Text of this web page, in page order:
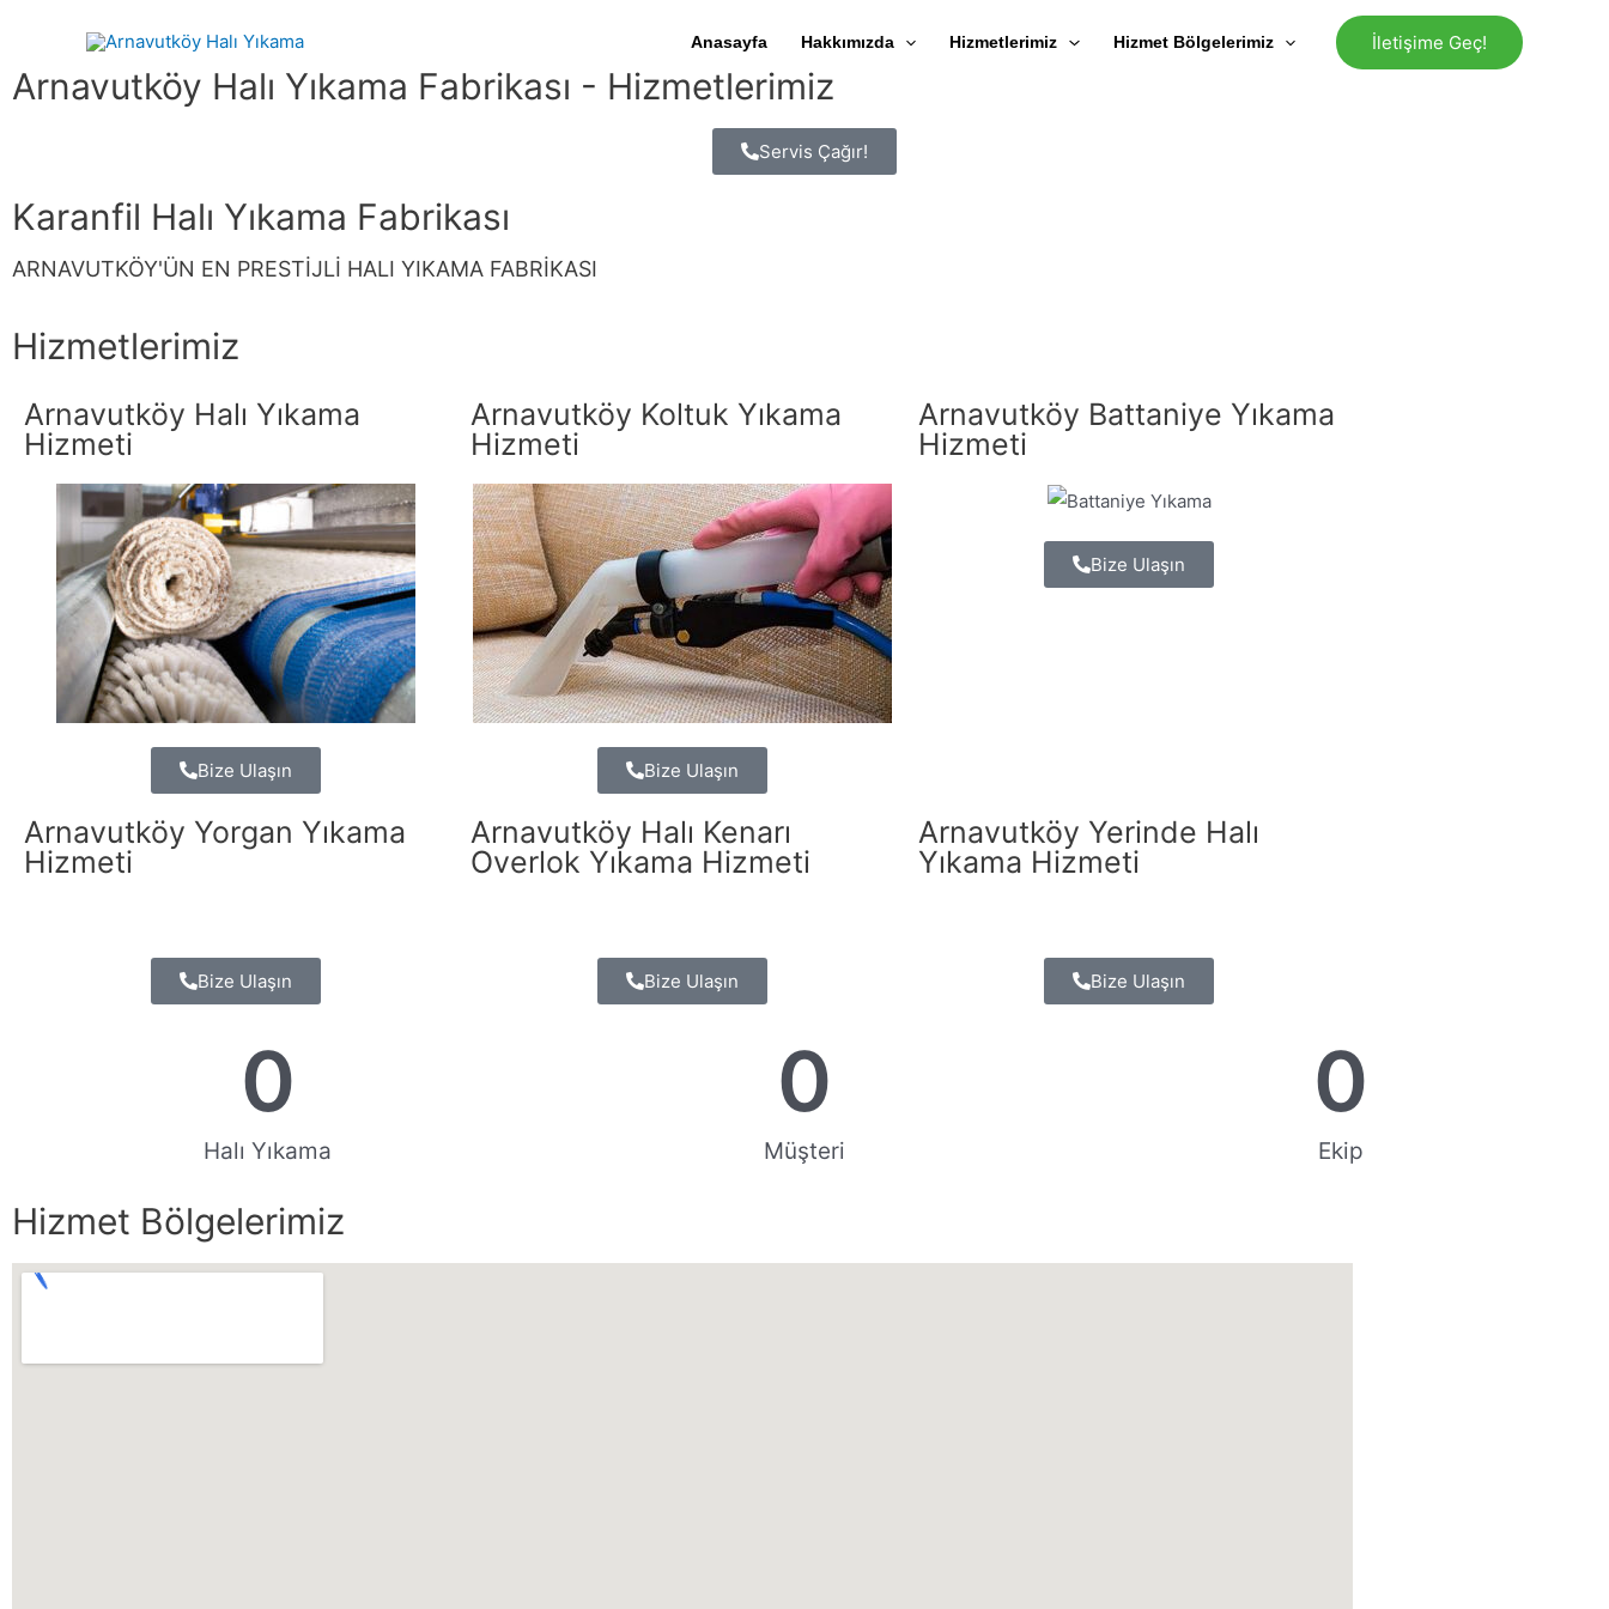
Anasayfa Hakkımızda Hizmetlerimiz Hizmet Bölgelerimiz İletişime Geç!
Arnavutköy Halı Yıkama Fabrikası - Hizmetlerimiz
Servis Çağır!
Karanfil Halı Yıkama Fabrikası
ARNAVUTKÖY'ÜN EN PRESTİJLİ HALI YIKAMA FABRİKASI
Hizmetlerimiz
Arnavutköy Halı Yıkama
Hizmeti
Bize Ulaşın
Arnavutköy Koltuk Yıkama
Hizmeti
Bize Ulaşın
Arnavutköy Battaniye Yıkama
Hizmeti
Bize Ulaşın
Arnavutköy Yorgan Yıkama
Hizmeti
Bize Ulaşın
Arnavutköy Halı Kenarı
Overlok Yıkama Hizmeti
Bize Ulaşın
Arnavutköy Yerinde Halı
Yıkama Hizmeti
Bize Ulaşın
Halı Yıkama
0
Müşteri
0
Ekip
0
Hizmet Bölgelerimiz